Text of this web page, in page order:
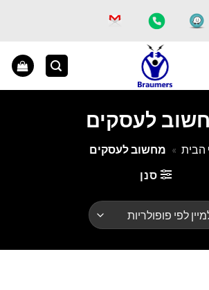
לעסקים
הבית » מחשוב לעסקים
סנן